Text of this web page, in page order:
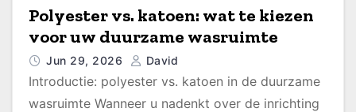
Polyester vs. katoen: wat te kiezen
voor uw duurzame wasruimte
Jun 29, 2026 David
Introductie: polyester vs. katoen in de duurzame
wasruimte Wanneer u nadenkt over de inrichting